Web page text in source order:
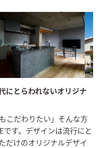
にとらわれないオリジナ
こだわりたい」そんな方
です。デザインは流行にと
だけのオリジナルデザイ